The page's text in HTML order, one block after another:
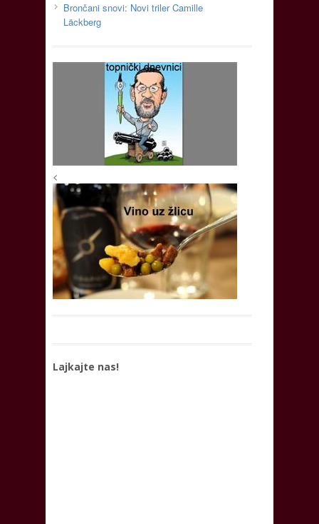
Brončani snovi: Novi triler Camille
Läckberg
<
Lajkajte nas!